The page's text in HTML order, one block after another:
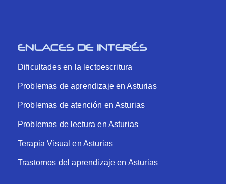
ENLACES DE INTERÉS
Dificultades en la lectoescritura
Problemas de aprendizaje en Asturias
Problemas de atención en Asturias
Problemas de lectura en Asturias
Terapia Visual en Asturias
Trastornos del aprendizaje en Asturias